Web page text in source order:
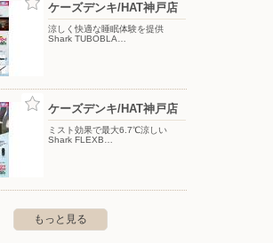
ヤマダデンキ/テックランド神戸和田岬店
〒652-0872 兵庫県神戸市兵庫区吉田町1-2-35
ケーズデンキ/HAT神戸店
涼しく快適な睡眠体験を提供
Shark TUBOBLA…
ケーズデンキ/HAT神戸店
ミスト効果で最大6.7℃涼しい
Shark FLEXB…
もっと見る